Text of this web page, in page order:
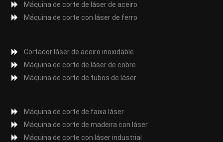
Máquina de corte de láser de aceiro
Máquina de corte con láser de ferro
Cortador láser de aceiro inoxidable
Máquina de corte de láser de cobre
Máquina de corte de tubos de láser
Máquina de corte de faixa láser
Máquina de corte de madeira con láser
Máquina de corte con láser industrial